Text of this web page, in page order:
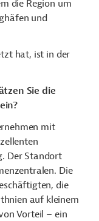
die Region um
und
hat, ist in der
Sie die
mit
Der Standort
Die
die
auf kleinem
Vorteil – ein